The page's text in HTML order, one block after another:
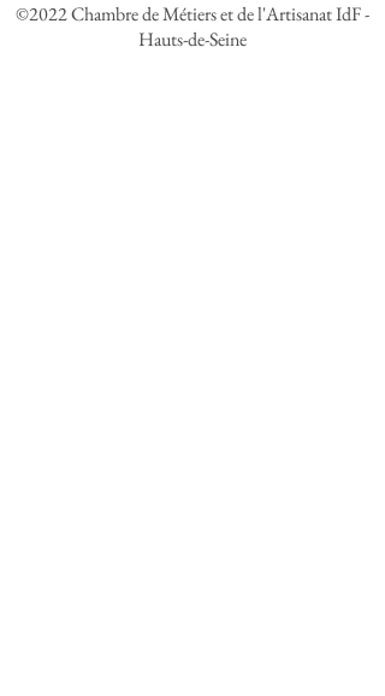
©2022 Chambre de Métiers et de l'Artisanat IdF -
Hauts-de-Seine